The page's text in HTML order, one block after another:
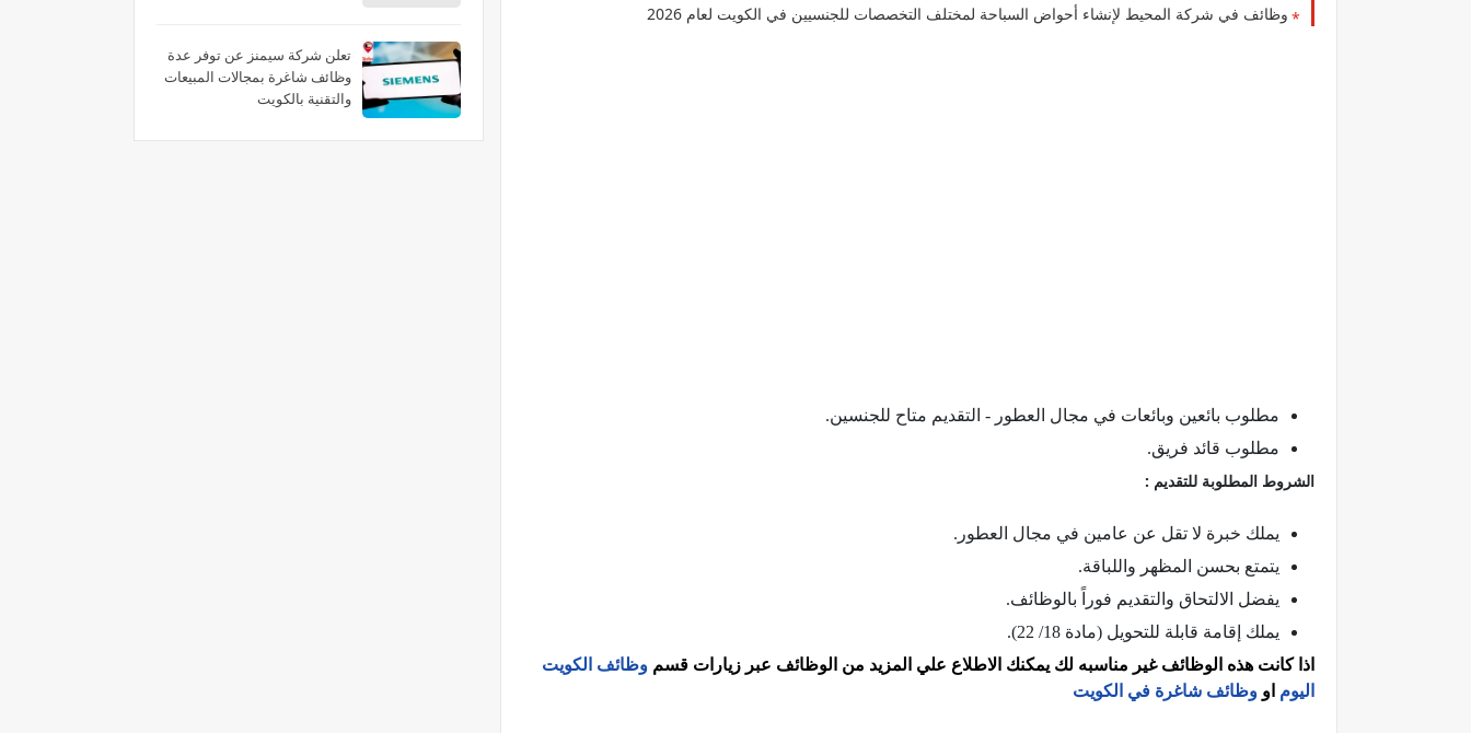
وظائف في شركة المحيط لإنشاء أحواض السباحة لمختلف التخصصات للجنسيين في الكويت لعام 2026
مطلوب بائعين وبائعات في مجال العطور - التقديم متاح للجنسين.
مطلوب قائد فريق.
الشروط المطلوبة للتقديم :
يملك خبرة لا تقل عن عامين في مجال العطور.
يتمتع بحسن المظهر واللباقة.
يفضل الالتحاق والتقديم فوراً بالوظائف.
يملك إقامة قابلة للتحويل (مادة 18/ 22).
اذا كانت هذه الوظائف غير مناسبه لك يمكنك الاطلاع علي المزيد من الوظائف عبر زيارات قسم وظائف الكويت
اليوم او وظائف شاغرة في الكويت
تعلن شركة سيمنز عن توفر عدة
وظائف شاغرة بمجالات المبيعات
والتقنية بالكويت